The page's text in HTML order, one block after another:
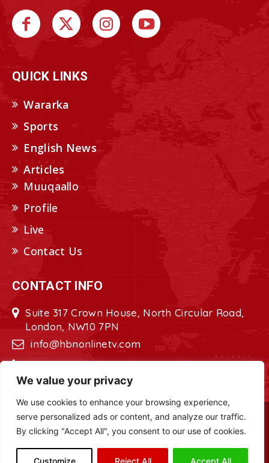
We value your privacy
We use cookies to enhance your browsing experience,
serve personalized ads or content, and analyze our traffic.
By clicking "Accept All", you consent to our use of cookies.
Customize Reject All Accept All
QUICK LINKS
Wararka
Sports
English News
Articles
Muuqaallo
Profile
Live
Contact Us
CONTACT INFO
Suite 317 Crown House, North Circular Road,
London, NW10 7PN
info@hbnonlinetv.com
+44208-629-2421
Copyright © 2022 - 2023 HBN - Horn